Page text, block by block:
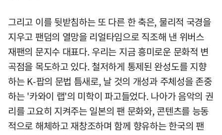
그리고 이를 뒷받침하는 또 다른 한 축은, 물리적 국경을
지우고 팬덤의 열망을 리얼타임으로 직조해 낸 위버스
재팬의 문지수 대표다. 우리는 지금 흥미로운 문화적 변
곡점을 목도하고 있다. 철저하게 통제된 완성도를 지향
하는 K-팝의 문법 틈새로, 날 것의 개성과 주체성을 존중
하는 '카와이 랩'의 미학이 파고들었다. 나아가 음악의 권
리를 고요히 지켜주는 일본의 팬 문화와, 콘텐츠를 능동
적으로 해체하고 재창조하며 함께 향유하는 한국의 팬